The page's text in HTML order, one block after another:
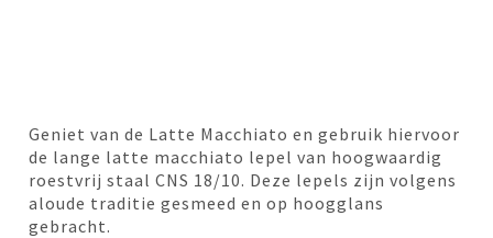
Geniet van de Latte Macchiato en gebruik hiervoor
de lange latte macchiato lepel van hoogwaardig
roestvrij staal CNS 18/10. Deze lepels zijn volgens
aloude traditie gesmeed en op hoogglans
gebracht.